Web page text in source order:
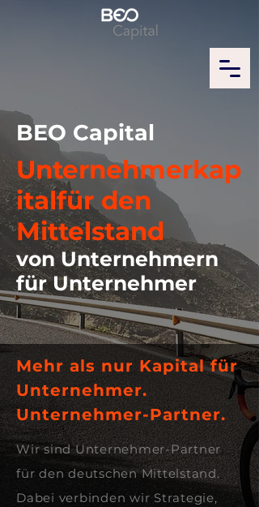
BEO Capital
Unternehmerkap
italfür den
Mittelstand
von Unternehmern
für Unternehmer
Mehr als nur Kapital für
Unternehmer.
Unternehmer-Partner.
Wir sind Unternehmer-Partner
für den deutschen Mittelstand.
Dabei verbinden wir Strategie,